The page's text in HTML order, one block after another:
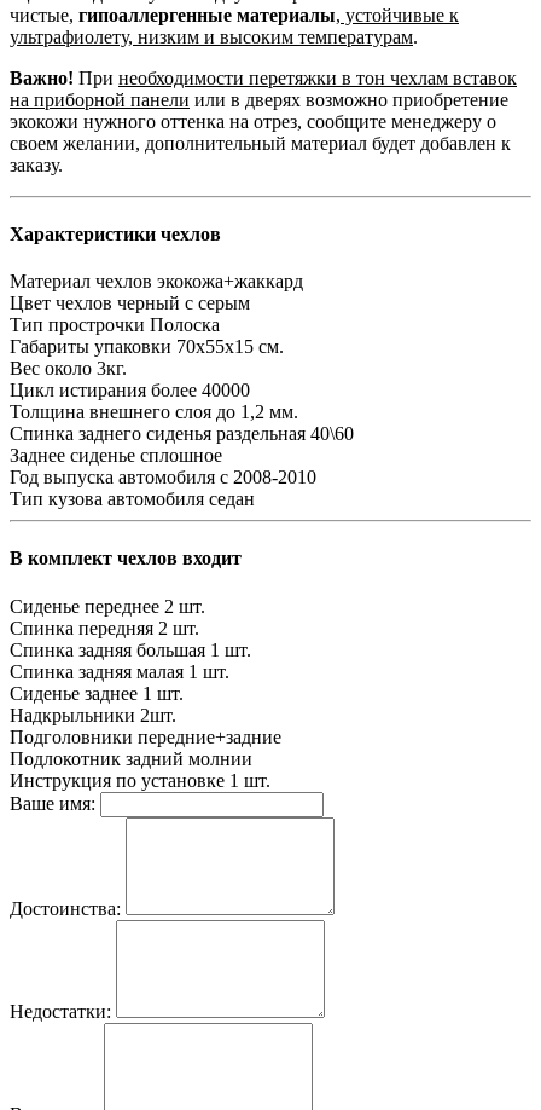
чистые, гипоаллергенные материалы, устойчивые к
ультрафиолету, низким и высоким температурам.
Важно! При необходимости перетяжки в тон чехлам вставок
на приборной панели или в дверях возможно приобретение
экокожи нужного оттенка на отрез, сообщите менеджеру о
своем желании, дополнительный материал будет добавлен к
заказу.
Характеристики чехлов
Материал чехлов экокожа+жаккард
Цвет чехлов черный с серым
Тип прострочки Полоска
Габариты упаковки 70х55х15 см.
Вес около 3кг.
Цикл истирания более 40000
Толщина внешнего слоя до 1,2 мм.
Спинка заднего сиденья раздельная 40\60
Заднее сиденье сплошное
Год выпуска автомобиля с 2008-2010
Тип кузова автомобиля седан
В комплект чехлов входит
Сиденье переднее 2 шт.
Спинка передняя 2 шт.
Спинка задняя большая 1 шт.
Спинка задняя малая 1 шт.
Сиденье заднее 1 шт.
Надкрыльники 2шт.
Подголовники передние+задние
Подлокотник задний молнии
Инструкция по установке 1 шт.
Ваше имя:
Достоинства:
Недостатки: